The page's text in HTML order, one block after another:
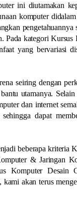
ini diutamakan
komputer
Pada kategori
yang bervariasi
seiring dengan
utamanya.
dan internet
dapat
beberapa kriteria
& Jaringan
Komputer
akan terus